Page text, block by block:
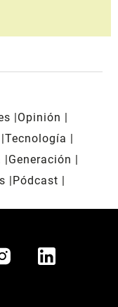
Opinión
Tecnología
Generación
Pódcast